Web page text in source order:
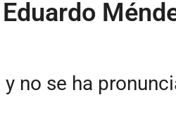
no se ha